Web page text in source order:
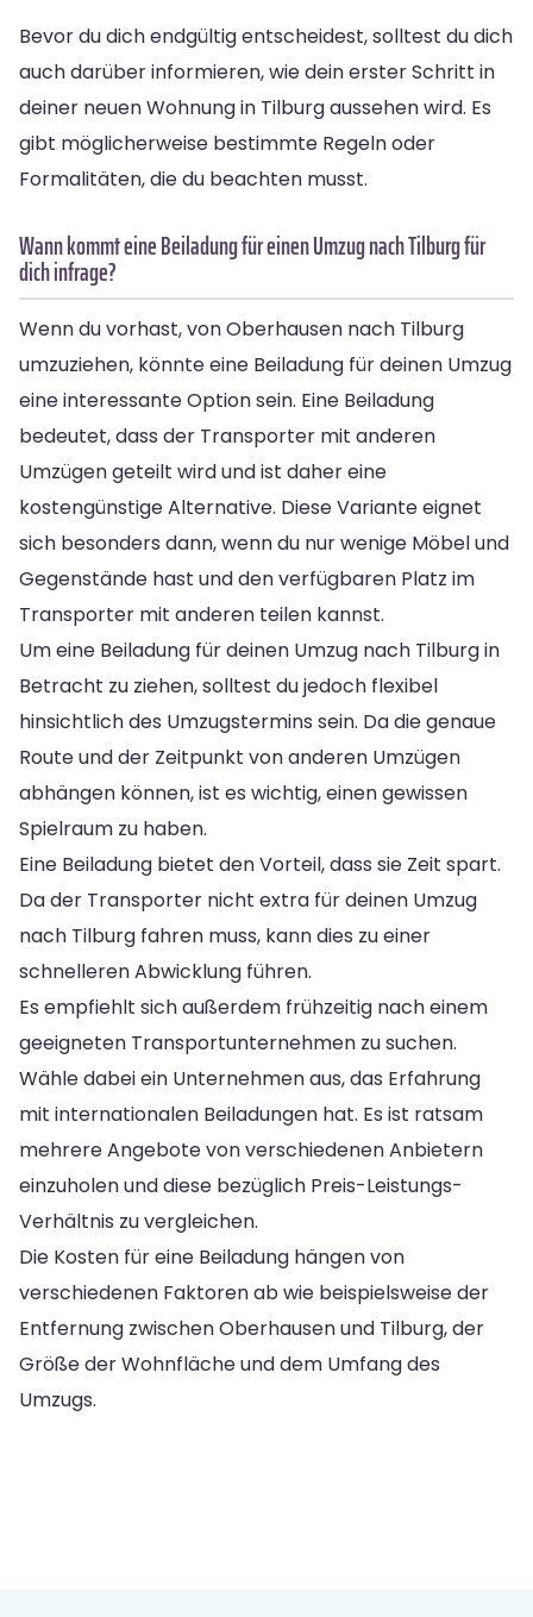
Bevor du dich endgültig entscheidest, solltest du dich
auch darüber informieren, wie dein erster Schritt in
deiner neuen Wohnung in Tilburg aussehen wird. Es
gibt möglicherweise bestimmte Regeln oder
Formalitäten, die du beachten musst.
Wann kommt eine Beiladung für einen Umzug nach Tilburg für
dich infrage?
Wenn du vorhast, von Oberhausen nach Tilburg
umzuziehen, könnte eine Beiladung für deinen Umzug
eine interessante Option sein. Eine Beiladung
bedeutet, dass der Transporter mit anderen
Umzügen geteilt wird und ist daher eine
kostengünstige Alternative. Diese Variante eignet
sich besonders dann, wenn du nur wenige Möbel und
Gegenstände hast und den verfügbaren Platz im
Transporter mit anderen teilen kannst.
Um eine Beiladung für deinen Umzug nach Tilburg in
Betracht zu ziehen, solltest du jedoch flexibel
hinsichtlich des Umzugstermins sein. Da die genaue
Route und der Zeitpunkt von anderen Umzügen
abhängen können, ist es wichtig, einen gewissen
Spielraum zu haben.
Eine Beiladung bietet den Vorteil, dass sie Zeit spart.
Da der Transporter nicht extra für deinen Umzug
nach Tilburg fahren muss, kann dies zu einer
schnelleren Abwicklung führen.
Es empfiehlt sich außerdem frühzeitig nach einem
geeigneten Transportunternehmen zu suchen.
Wähle dabei ein Unternehmen aus, das Erfahrung
mit internationalen Beiladungen hat. Es ist ratsam
mehrere Angebote von verschiedenen Anbietern
einzuholen und diese bezüglich Preis-Leistungs-
Verhältnis zu vergleichen.
Die Kosten für eine Beiladung hängen von
verschiedenen Faktoren ab wie beispielsweise der
Entfernung zwischen Oberhausen und Tilburg, der
Größe der Wohnfläche und dem Umfang des
Umzugs.